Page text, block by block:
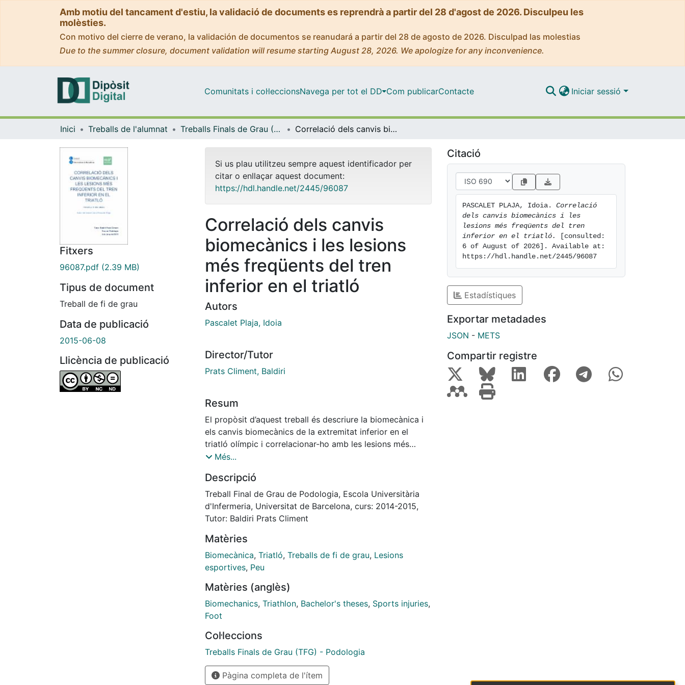
Amb motiu del tancament d'estiu, la validació de documents es reprendrà a partir del 28 d'agost de 2026. Disculpeu les
molèsties.
Con motivo del cierre de verano, la validación de documentos se reanudará a partir del 28 de agosto de 2026. Disculpad las molestias
Due to the summer closure, document validation will resume starting August 28, 2026. We apologize for any inconvenience.
Comunitats i col·leccionsNavega per tot el DD Com publicarContacte Iniciar sessió
Inici Treballs de l'alumnat Treballs Finals de Grau (TFG) - Podologia Correlació dels canvis biomecànics i les lesions més freqüents del tren inferior en el triatló
Fitxers
96087.pdf (2.39 MB)
Tipus de document
Treball de fi de grau
Data de publicació
2015-06-08
Llicència de publicació
Si us plau utilitzeu sempre aquest identificador per
citar o enllaçar aquest document:
https://hdl.handle.net/2445/96087
Correlació dels canvis
biomecànics i les lesions
més freqüents del tren
inferior en el triatló
Autors
Pascalet Plaja, Idoia
Director/Tutor
Prats Climent, Baldiri
Resum
El propòsit d’aquest treball és descriure la biomecànica i
els canvis biomecànics de la extremitat inferior en el
triatló olímpic i correlacionar-ho amb les lesions més
freqüents dels triatletes en l’extremitat inferior. Per la seva
anys sobre el triatló i la seva biomecànica. Per tal de
complementar el treball s’ha realitzat una enquesta per a
triatletes, on un cop analitzats els resultats es demostra
que les lesions més freqüents són les trobades també en
disciplina de la carrera a peu i que la majoria de triatletes
consulten al podòleg quan la lesió afecta al peu, i en pocs
casos quan afecta a la resta de l’extremitat
Més...
Descripció
Treball Final de Grau de Podologia, Escola Universitària
d'Infermeria, Universitat de Barcelona, curs: 2014-2015,
Tutor: Baldiri Prats Climent
Matèries
Biomecànica, Triatló, Treballs de fi de grau, Lesions
esportives, Peu
Matèries (anglès)
Biomechanics, Triathlon, Bachelor's theses, Sports injuries,
Foot
Col·leccions
Treballs Finals de Grau (TFG) - Podologia
Pàgina completa de l'ítem
Citació
PASCALET PLAJA, Idoia. Correlació
dels canvis biomecànics i les
lesions més freqüents del tren
inferior en el triatló.
[consulted:
6 of August of 2026]. Available at:
https://hdl.handle.net/2445/96087
Estadístiques
Exportar metadades
JSON - METS
Compartir registre